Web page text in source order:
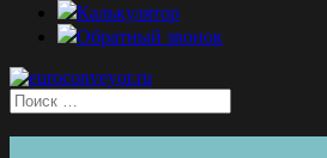
Калькулятор
Обратный звонок